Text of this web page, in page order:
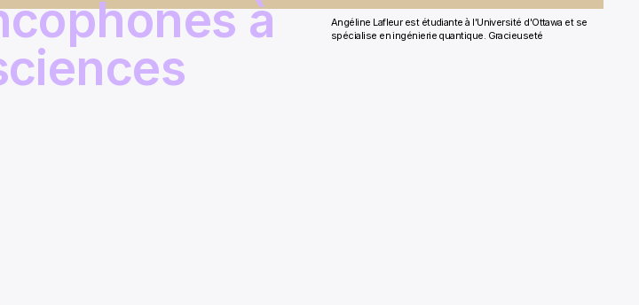
Angéline Lafleur est étudiante à l'Université d'Ottawa et se
spécialise en ingénierie quantique. Gracieuseté
à